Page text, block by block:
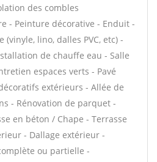
des combles
- Peinture décorative - Enduit -
lino, dalles PVC, etc) -
de chauffe eau - Salle
espaces verts - Pavé
extérieurs - Allée de
- Rénovation de parquet -
en béton / Chape - Terrasse
- Dallage extérieur -
ou partielle -